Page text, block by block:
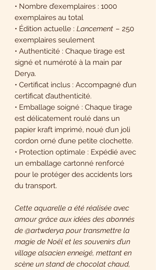
• Nombre d’exemplaires : 1000
exemplaires au total
• Édition actuelle : Lancement – 250
exemplaires seulement
• Authenticité : Chaque tirage est
signé et numéroté à la main par
Derya.
• Certificat inclus : Accompagné d’un
certificat d’authenticité.
• Emballage soigné : Chaque tirage
est délicatement roulé dans un
papier kraft imprimé, noué d’un joli
cordon orné d’une petite clochette.
• Protection optimale : Expédié avec
un emballage cartonné renforcé
pour le protéger des accidents lors
du transport.
Cette aquarelle a été réalisée avec
amour grâce aux idées des abonnés
de @artwderya pour transmettre la
magie de Noël et les souvenirs d’un
village alsacien enneigé, mettant en
scène un stand de chocolat chaud,